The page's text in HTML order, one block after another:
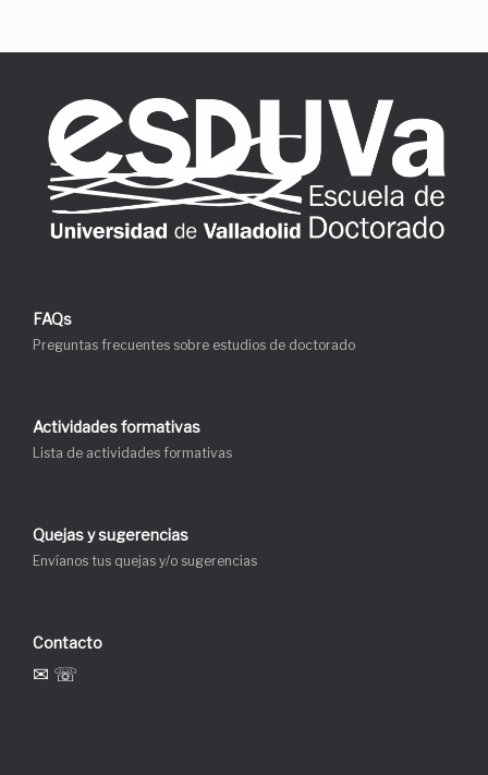
FAQs
Preguntas frecuentes sobre estudios de doctorado
Actividades formativas
Lista de actividades formativas
Quejas y sugerencias
Envíanos tus quejas y/o sugerencias
Contacto
✉ ☏